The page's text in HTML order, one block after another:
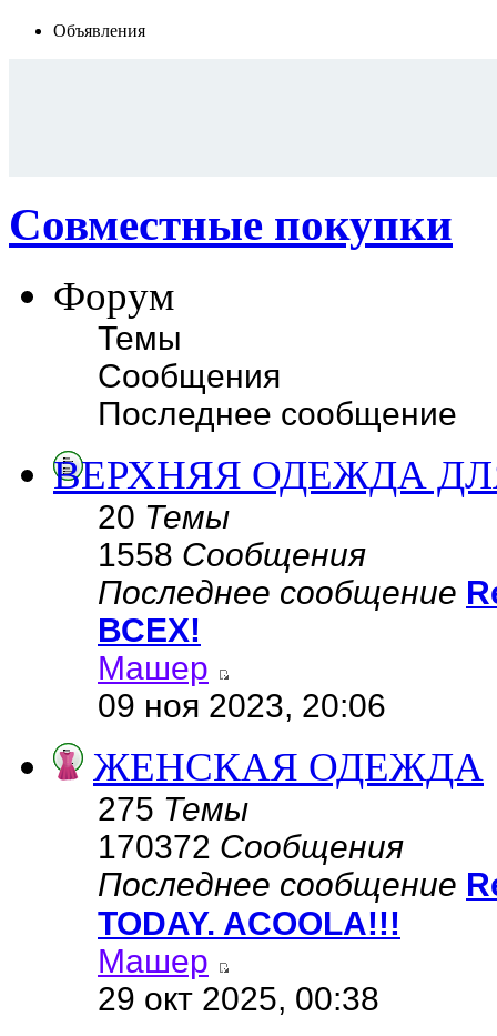
Объявления
Совместные покупки
Форум
Темы
Сообщения
Последнее сообщение
ВЕРХНЯЯ ОДЕЖДА
20 Темы
1558 Сообщения
Последнее сообщение
ВСЕХ!
Машер
09 ноя 2023, 20:06
ЖЕНСКАЯ ОДЕЖДА
275 Темы
170372 Сообщения
Последнее сообщение
TODAY. ACOOLA!!!
Машер
29 окт 2025, 00:38